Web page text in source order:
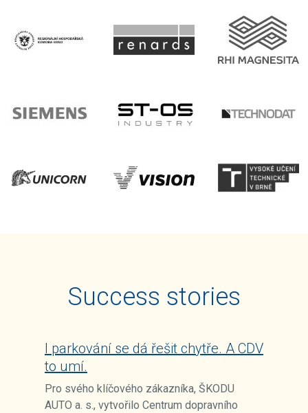
Success stories
I parkování se dá řešit chytře. A CDV
to umí.
Pro svého klíčového zákazníka, ŠKODU
AUTO a. s., vytvořilo Centrum dopravního